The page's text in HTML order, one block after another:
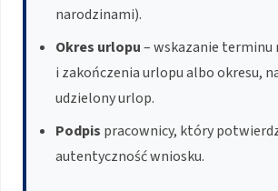
narodzinami).
Okres urlopu– wskazanie terminu
i zakończenia urlopu albo okresu,
udzielony urlop.
Podpis pracownicy, który
autentyczność wniosku.